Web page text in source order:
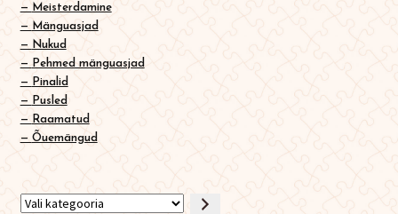
Meisterdamine
Mänguasjad
Nukud
Pehmed mänguasjad
Pinalid
Pusled
Raamatud
Õuemängud
Vali